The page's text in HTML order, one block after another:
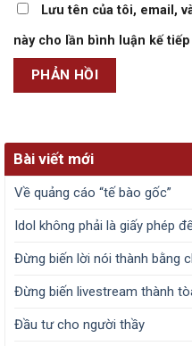
Lưu tên của tôi, email,
này cho lần bình luận kế
Bài viết mới
Về quảng cáo “tế bào gốc”
Idol không phải là giấy phép
Đừng biến lời nói thành bằng
Đừng biến livestream thành
Đầu tư cho người thầy